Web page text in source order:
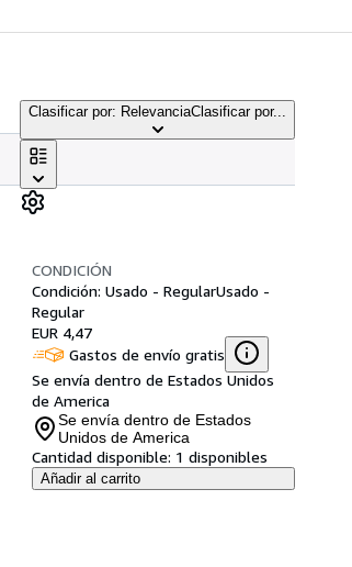
Clasificar por: RelevanciaClasificar por...
CONDICIÓN
Condición: Usado - RegularUsado -
Regular
EUR 4,47
Gastos de envío gratis
Se envía dentro de Estados Unidos
de America
Se envía dentro de Estados
Unidos de America
Cantidad disponible: 1 disponibles
Añadir al carrito